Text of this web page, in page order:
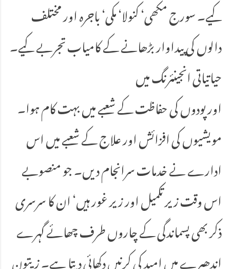
کیے۔ سورج مکھی‘ کنولا‘ مکی‘ باجرہ اور مختلف
دالوں کی پیداوار بڑھانے کے کامیاب تجربے کیے۔
حیاتیاتی انجینئرنگ میں
اور پودوں کی حفاظت کے شعبے میں بہت کام ہوا۔
مویشیوں کی افزائش اور علاج کے شعبے میں اس
ادارے نے خدمات سرانجام دیں۔ جو منصوبے
اس وقت زیر تکمیل اور زیر غور ہیں‘ ان کا سرسری
ذکر بھی پسماندگی کے چاروں طرف چھائے گہرے
اندھیرے میں امید کی کرنیں دکھائی دیتا ہے۔ زیتون